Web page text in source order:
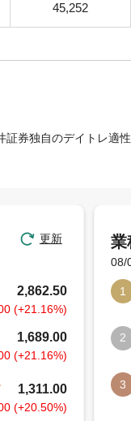
45,252
証券独自のデイトレ適性